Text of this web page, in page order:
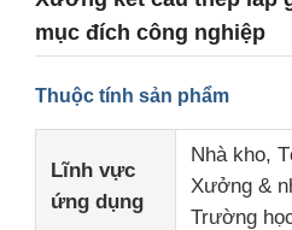
Trang chủ
mục đích công nghiệp
Thuộc tính sản phẩm
Lĩnh vực
ứng dụng
Nhà kho,
Xưởng &
Trường